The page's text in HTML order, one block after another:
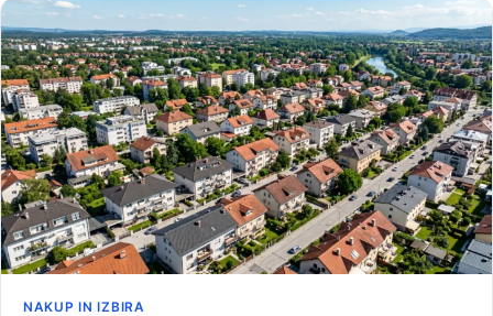
NAKUP IN IZBIRA